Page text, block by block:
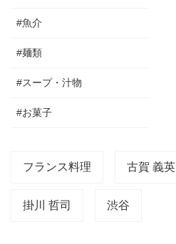
#魚介
#麺類
#スープ・汁物
#お菓子
フランス料理 古賀 義英
掛川 哲司 渋谷